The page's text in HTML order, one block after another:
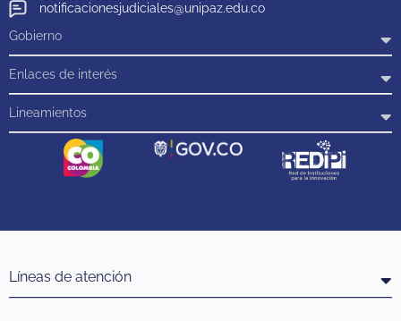
notificacionesjudiciales@unipaz.edu.co
Gobierno
Enlaces de interés
Lineamientos
Líneas de atención